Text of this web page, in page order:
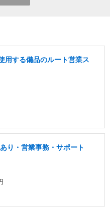
用する備品のルート営業ス
り・営業事務・サポート